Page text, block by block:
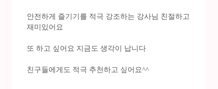
안전하게 즐기기를 적극 강조하는 강사님 친절하고
재미있어요
또 하고 싶어요 지금도 생각이 납니다
친구들에게도 적극 추천하고 싶어요^^